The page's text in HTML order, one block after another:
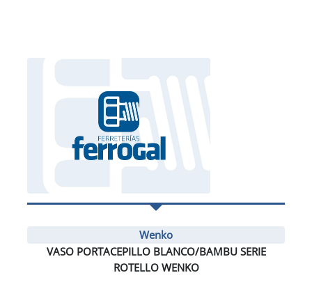
Wenko
VASO PORTACEPILLO BLANCO/BAMBU SERIE
ROTELLO WENKO